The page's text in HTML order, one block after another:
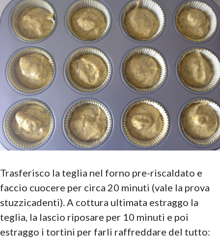
Trasferisco la teglia nel forno pre-riscaldato e
faccio cuocere per circa 20 minuti (vale la prova
stuzzicadenti). A cottura ultimata estraggo la
teglia, la lascio riposare per 10 minuti e poi
estraggo i tortini per farli raffreddare del tutto: